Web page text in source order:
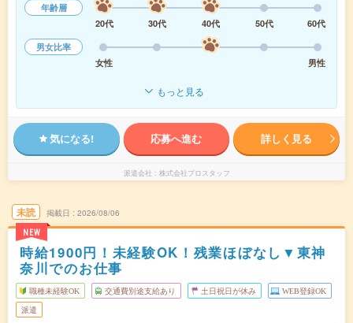
年齢層
20代
30代 40代 50代
60代
男女比率
女性
男性
もっと見る
気になる! 応募へ進む 詳しく見る
派遣会社 株式会社プロスタッフ
未読
NEW
掲載日 2026/08/06
時給1900円！未経験OK！残業ほぼなし▼東神
奈川でのお仕事
職種未経験OK 交通費別途支給あり 土日祝日が休み WEB登録OK
派遣